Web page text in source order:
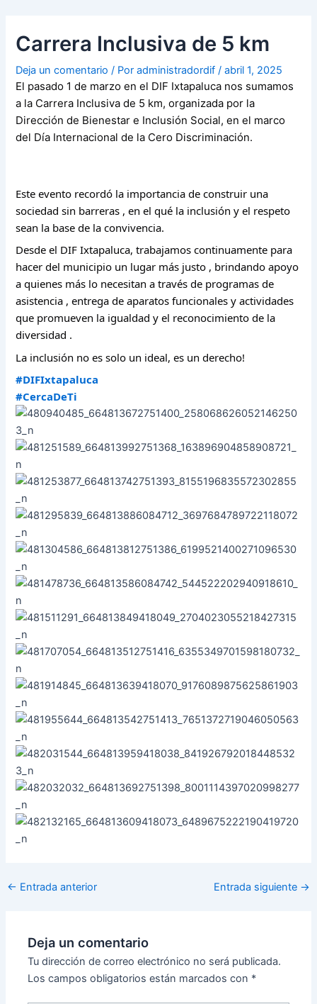
contenido
Carrera Inclusiva de 5 km
Deja un comentario / Poradministradordif/abril 1, 2025
El pasado 1 de marzo en el DIF Ixtapaluca nos sumamos
a la Carrera Inclusiva de 5 km, organizada por la
Dirección de Bienestar e Inclusión Social, en el marco
del Día Internacional de la Cero Discriminación.
Este evento recordó la importancia de construir una
sociedad sin barreras , en el qué la inclusión y el respeto
sean la base de la convivencia.
Desde el DIF Ixtapaluca, trabajamos continuamente para
hacer del municipio un lugar más justo , brindando apoyo
a quienes más lo necesitan a través de programas de
asistencia , entrega de aparatos funcionales y actividades
que promueven la igualdad y el reconocimiento de la
diversidad .
La inclusión no es solo un ideal, es un derecho!
#DIFIxtapaluca
#CercaDeTi
entradas
← Entrada anterior Entrada siguiente →
Deja un comentario
Tu dirección de correo electrónico no será publicada.
Los campos obligatorios están marcados con *